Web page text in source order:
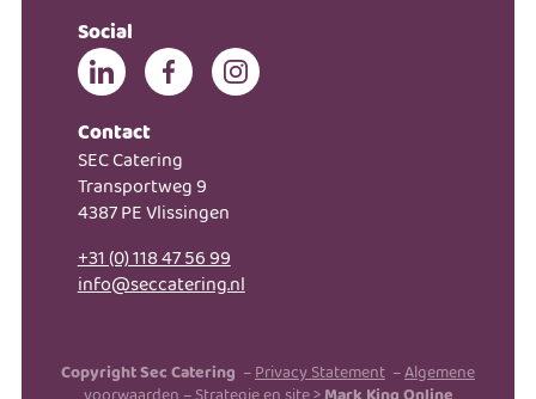
Social
Contact
SEC Catering
Transportweg 9
4387 PE Vlissingen
+31 (0) 118 47 56 99
info@seccatering.nl
Copyright Sec Catering –Privacy Statement –Algemene